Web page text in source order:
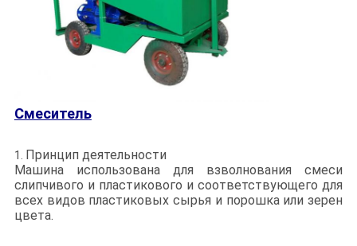
Смеситель
1. Принцип деятельности
Машина использована для взволнования смеси
слипчивого и пластикового и соответствующего для
всех видов пластиковых сырья и порошка или зерен
цвета.